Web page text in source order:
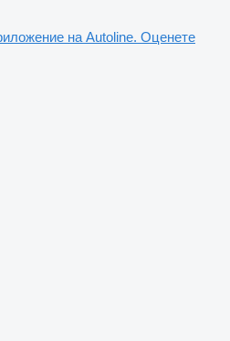
на Autoline. Оценете